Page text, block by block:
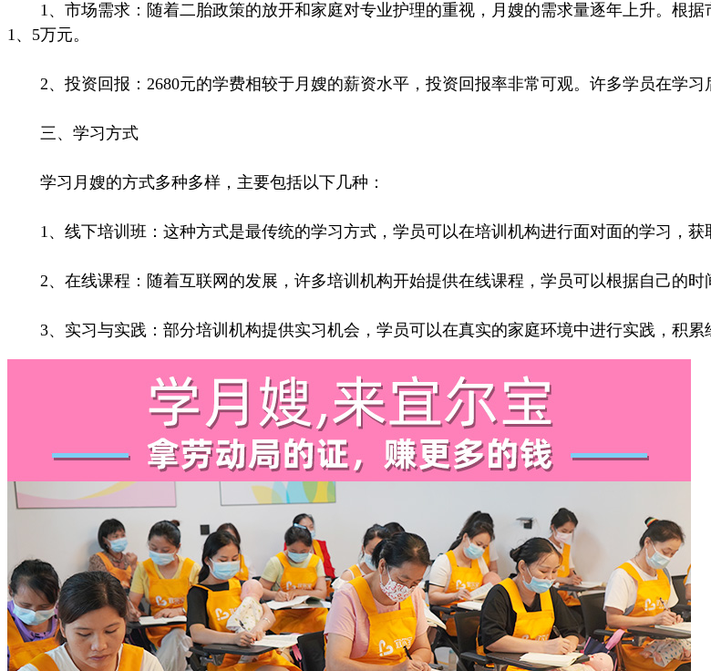
1、市场需求：随着二胎政策的放开和家庭对专业护理的重视，月嫂的需求量逐年上升。根据
1、5万元。
2、投资回报：2680元的学费相较于月嫂的薪资水平，投资回报率非常可观。许多学员在学习
三、学习方式
学习月嫂的方式多种多样，主要包括以下几种：
1、线下培训班：这种方式是最传统的学习方式，学员可以在培训机构进行面对面的学习，获
2、在线课程：随着互联网的发展，许多培训机构开始提供在线课程，学员可以根据自己的时
3、实习与实践：部分培训机构提供实习机会，学员可以在真实的家庭环境中进行实践，积累